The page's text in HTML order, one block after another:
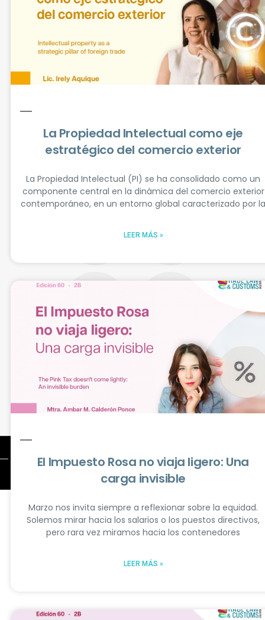
La Propiedad Intelectual como eje
estratégico del comercio exterior
La Propiedad Intelectual (PI) se ha consolidado como un
componente central en la dinámica del comercio exterior
contemporáneo, en un entorno global caracterizado por la
LEER MÁS »
El Impuesto Rosa no viaja ligero: Una
carga invisible
Marzo nos invita siempre a reflexionar sobre la equidad.
Solemos mirar hacia los salarios o los puestos directivos,
pero rara vez miramos hacia los contenedores
LEER MÁS »
cursos, eventos y recursos
especializados en comercio exterior y
Síguenos
All Rights Reserved © 2026